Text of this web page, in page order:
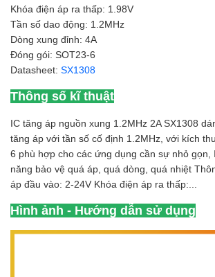
Khóa điện áp ra thấp: 1.98V
Tần số dao động: 1.2MHz
Dòng xung đỉnh: 4A
Đóng gói: SOT23-6
Datasheet: SX1308
Thông số kĩ thuật
IC tăng áp nguồn xung 1.2MHz 2A SX1308
tăng áp với tần số cố định 1.2MHz, với kích
6 phù hợp cho các ứng dụng cần sự nhỏ gọn,
năng bảo vệ quá áp, quá dòng, quá nhiệt
áp đầu vào: 2-24V Khóa điện áp ra thấp:...
Hình ảnh - Hướng dẫn sử dụng